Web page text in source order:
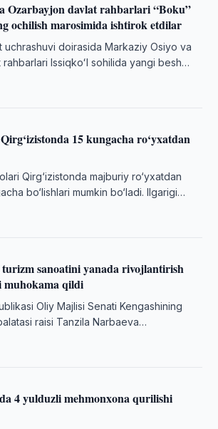
Ozarbayjon davlat rahbarlari “Boku”
ochilish marosimida ishtirok etdilar
uchrashuvi doirasida Markaziy Osiyo va
Issiqkoʻl sohilida yangi besh
15 kungacha ro‘yxatdan
Qirg‘izistonda majburiy ro‘yxatdan
bo‘lishlari mumkin bo‘ladi. Ilgarigi
sanoatini yanada rivojlantirish
qildi
Oliy Majlisi Senati Kengashining
raisi Tanzila Narbaeva
…
4 yulduzli mehmonxona qurilishi